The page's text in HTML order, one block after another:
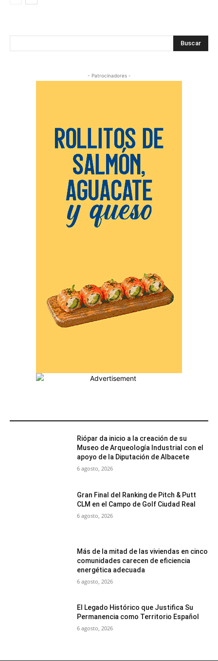
Buscar
- Patrocinadores -
Riópar da inicio a la creación de su
Museo de Arqueología Industrial con el
apoyo de la Diputación de Albacete
6 agosto, 2026
Gran Final del Ranking de Pitch & Putt
CLM en el Campo de Golf Ciudad Real
6 agosto, 2026
Más de la mitad de las viviendas en cinco
comunidades carecen de eficiencia
energética adecuada
6 agosto, 2026
El Legado Histórico que Justifica Su
Permanencia como Territorio Español
6 agosto, 2026